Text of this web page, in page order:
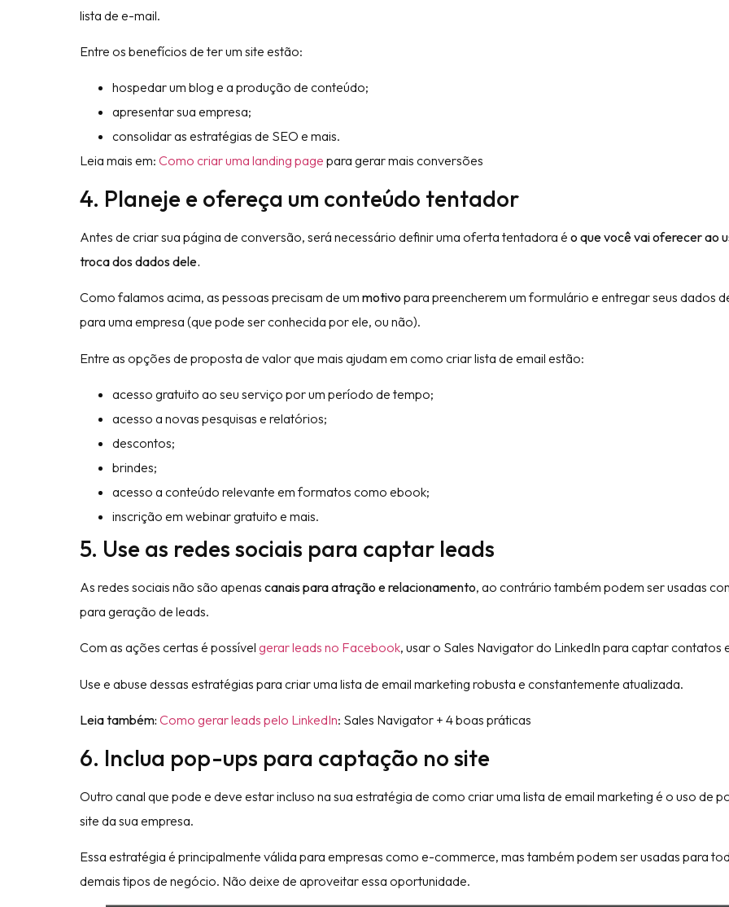
lista de e-mail.
Entre os benefícios de ter um site estão:
hospedar um blog e a produção de conteúdo;
apresentar sua empresa;
consolidar as estratégias de SEO e mais.
Leia mais em: Como criar uma landing page para gerar mais conversões
4. Planeje e ofereça um conteúdo tentador
Antes de criar sua página de conversão, será necessário definir uma oferta tentadora é o que você vai oferecer ao
troca dos dados dele.
Como falamos acima, as pessoas precisam de um motivo para preencherem um formulário e entregar seus dados
para uma empresa (que pode ser conhecida por ele, ou não).
Entre as opções de proposta de valor que mais ajudam em como criar lista de email estão:
acesso gratuito ao seu serviço por um período de tempo;
acesso a novas pesquisas e relatórios;
descontos;
brindes;
acesso a conteúdo relevante em formatos como ebook;
inscrição em webinar gratuito e mais.
5. Use as redes sociais para captar leads
As redes sociais não são apenas canais para atração e relacionamento, ao contrário também podem ser usadas
para geração de leads.
Com as ações certas é possível gerar leads no Facebook, usar o Sales Navigator do LinkedIn para captar contatos
Use e abuse dessas estratégias para criar uma lista de email marketing robusta e constantemente atualizada.
Leia também: Como gerar leads pelo LinkedIn: Sales Navigator + 4 boas práticas
6. Inclua pop-ups para captação no site
Outro canal que pode e deve estar incluso na sua estratégia de como criar uma lista de email marketing é o uso de
site da sua empresa.
Essa estratégia é principalmente válida para empresas como e-commerce, mas também podem ser usadas para
demais tipos de negócio. Não deixe de aproveitar essa oportunidade.